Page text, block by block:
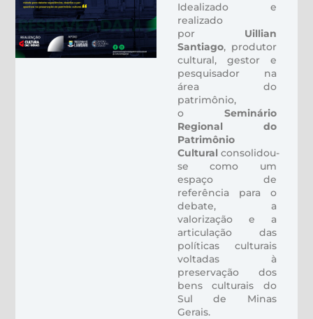
Idealizado e
realizado
por Uillian
Santiago, produtor
cultural, gestor e
pesquisador na
área do
patrimônio,
o Seminário
Regional do
Patrimônio
Cultural consolidou-
se como um
espaço de
referência para o
debate, a
valorização e a
articulação das
políticas culturais
voltadas à
preservação dos
bens culturais do
Sul de Minas
Gerais.